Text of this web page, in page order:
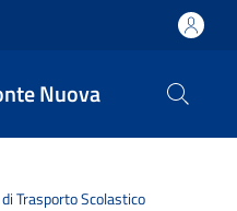
Nuova
Trasporto Scolastico